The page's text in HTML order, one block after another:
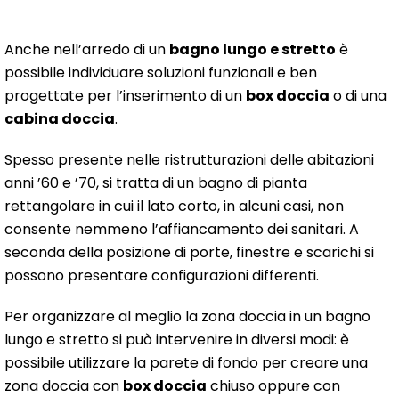
Anche nell’arredo di un bagno lungo e stretto è
possibile individuare soluzioni funzionali e ben
progettate per l’inserimento di un box doccia o di una
cabina doccia.
Spesso presente nelle ristrutturazioni delle abitazioni
anni ’60 e ’70, si tratta di un bagno di pianta
rettangolare in cui il lato corto, in alcuni casi, non
consente nemmeno l’affiancamento dei sanitari. A
seconda della posizione di porte, finestre e scarichi si
possono presentare configurazioni differenti.
Per organizzare al meglio la zona doccia in un bagno
lungo e stretto si può intervenire in diversi modi: è
possibile utilizzare la parete di fondo per creare una
zona doccia con box doccia chiuso oppure con